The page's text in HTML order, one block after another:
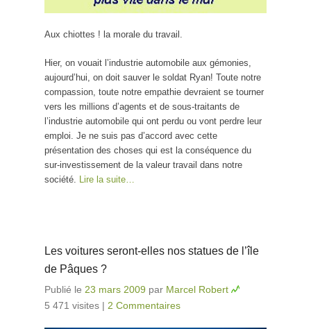
Aux chiottes ! la morale du travail.
Hier, on vouait l’industrie automobile aux gémonies,
aujourd’hui, on doit sauver le soldat Ryan! Toute notre
compassion, toute notre empathie devraient se tourner
vers les millions d’agents et de sous-traitants de
l’industrie automobile qui ont perdu ou vont perdre leur
emploi. Je ne suis pas d’accord avec cette
présentation des choses qui est la conséquence du
sur-investissement de la valeur travail dans notre
société. Lire la suite…
Les voitures seront-elles nos statues de l’île
de Pâques ?
Publié le 23 mars 2009 par Marcel Robert
5 471 visites | 2 Commentaires